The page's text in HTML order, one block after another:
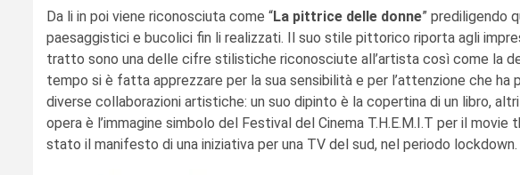
Da li in poi viene riconosciuta come “La pittrice delle donne” prediligendo
paesaggistici e bucolici fin li realizzati. Il suo stile pittorico riporta agli
tratto sono una delle cifre stilistiche riconosciute all’artista così come la
tempo si è fatta apprezzare per la sua sensibilità e per l’attenzione che ha
diverse collaborazioni artistiche: un suo dipinto è la copertina di un libro,
opera è l’immagine simbolo del Festival del Cinema T.H.E.M.I.T per il movie
stato il manifesto di una iniziativa per una TV del sud, nel periodo lockdown.